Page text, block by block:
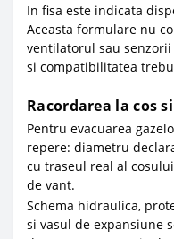
In fisa este indicata
Aceasta formulare nu
ventilatorul sau
si compatibilitatea
Racordarea la cos
Pentru evacuarea
repere: diametru
cu traseul real al
de vant.
Schema hidraulica,
si vasul de expansiune